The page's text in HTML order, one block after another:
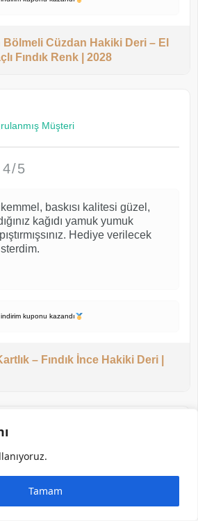
Tamam
Bölmeli Cüzdan Hakiki Deri – El
Fındık Renk | 2028
Müşteri
4/5
baskısı kalitesi güzel,
kağıdı yamuk yumuk
Hediye verilecek
kuponu kazandı
– Fındık İnce Hakiki Deri |